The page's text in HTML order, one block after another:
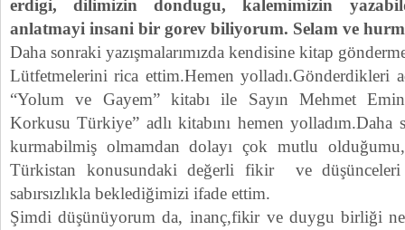
erdigi, dilimizin dondugu, kalemimizin
anlatmayi insani bir gorev biliyorum. Selam ve
Daha sonraki yazışmalarımızda kendisine kitap
Lütfetmelerini rica ettim.Hemen yolladı.Gönderdikleri
“Yolum ve Gayem” kitabı ile Sayın Mehmet Emin
Korkusu Türkiye” adlı kitabını hemen yolladım.Daha
kurmabilmiş olmamdan dolayı çok mutlu
Türkistan konusundaki değerli fikir ve düşünceleri
sabırsızlıkla beklediğimizi ifade ettim.
Şimdi düşünüyorum da, inanç,fikir ve duygu birliği